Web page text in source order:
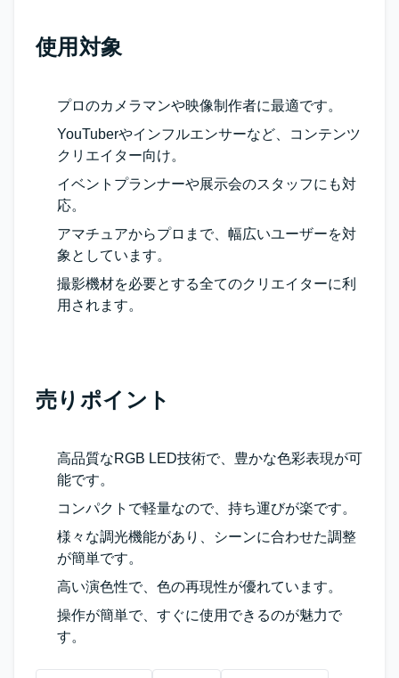
使用対象
プロのカメラマンや映像制作者に最適です。
YouTuberやインフルエンサーなど、コンテンツ
クリエイター向け。
イベントプランナーや展示会のスタッフにも対
応。
アマチュアからプロまで、幅広いユーザーを対
象としています。
撮影機材を必要とする全てのクリエイターに利
用されます。
売りポイント
高品質なRGB LED技術で、豊かな色彩表現が可
能です。
コンパクトで軽量なので、持ち運びが楽です。
様々な調光機能があり、シーンに合わせた調整
が簡単です。
高い演色性で、色の再現性が優れています。
操作が簡単で、すぐに使用できるのが魅力で
す。